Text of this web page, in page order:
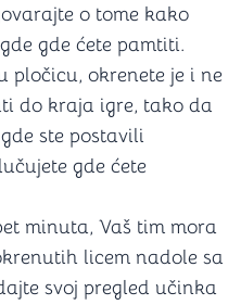
o tome kako
gde ćete pamtiti.
pločicu, okrenete je i ne
do kraja igre, tako da
ste postavili
gde ćete
minuta, Vaš tim mora
licem nadole sa
svoj pregled učinka